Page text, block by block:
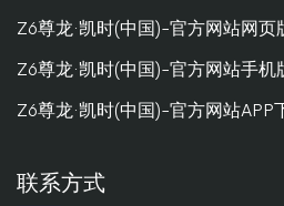
Z6尊龙·凯时(中国)-官方网站网页
Z6尊龙·凯时(中国)-官方网站手机
Z6尊龙·凯时(中国)-官方网站APP
联系方式